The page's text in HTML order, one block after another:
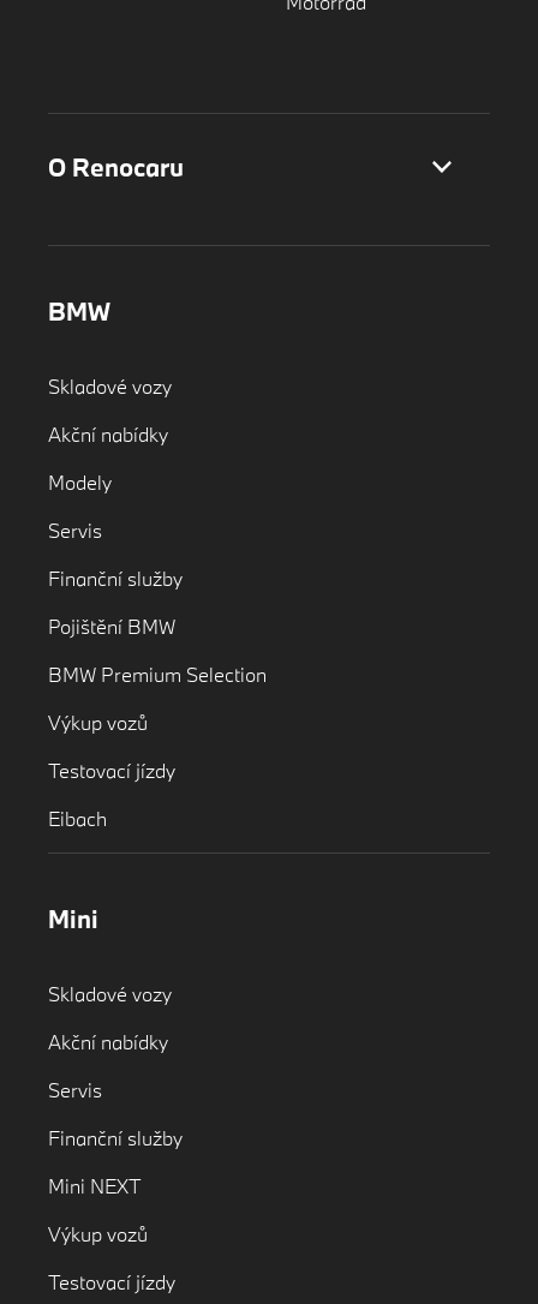
O Renocaru
BMW
Skladové vozy
Akční nabídky
Modely
Servis
Finanční služby
Pojištění BMW
BMW Premium Selection
Výkup vozů
Testovací jízdy
Eibach
Mini
Skladové vozy
Akční nabídky
Servis
Finanční služby
Mini NEXT
Výkup vozů
Testovací jízdy